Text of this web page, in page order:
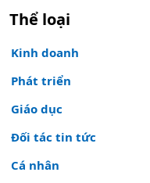
Thể loại
Kinh doanh
Phát triển
Giáo dục
Đối tác tin tức
Cá nhân